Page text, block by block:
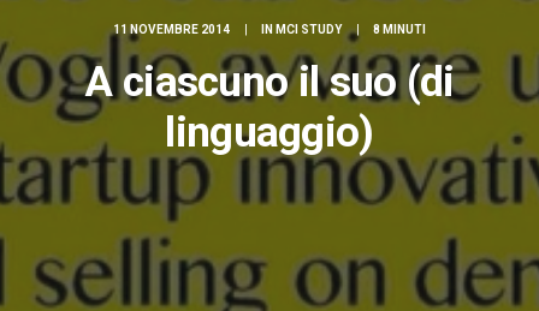
Iscrizioni
11 NOVEMBRE 2014 IN MCI STUDY 8 MINUTI
A ciascuno il suo (di
linguaggio)